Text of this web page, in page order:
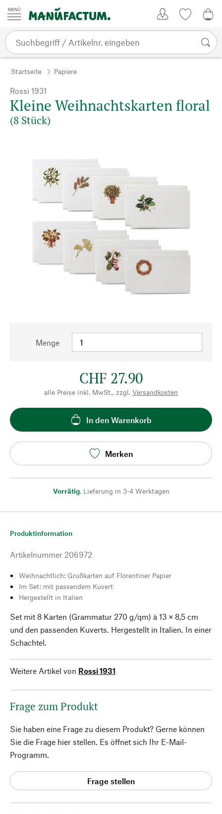
Zum Inhalt springen
Startseite Papiere
Rossi 1931
Kleine Weihnachtskarten floral
(8 Stück)
Menge
CHF 27.90
alle Preise inkl. MwSt., zzgl. Versandkosten
In den Warenkorb
Merken
Vorrätig, Lieferung in 3-4 Werktagen
Produktinformation
Artikelnummer 206972
Weihnachtlich: Grußkarten auf Florentiner Papier
Im Set: mit passendem Kuvert
Hergestellt in Italien
Set mit 8 Karten (Grammatur 270 g/qm) à 13 × 8,5 cm
und den passenden Kuverts. Hergestellt in Italien. In einer
Schachtel.
Weitere Artikel von Rossi 1931
Frage zum Produkt
Sie haben eine Frage zu diesem Produkt? Gerne können
Sie die Frage hier stellen. Es öffnet sich Ihr E-Mail-
Programm.
Frage stellen